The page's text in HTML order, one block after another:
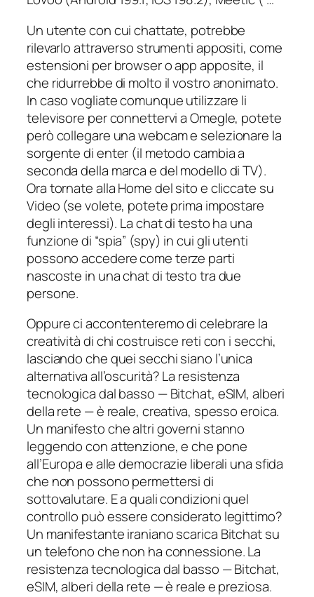
Un utente con cui chattate, potrebbe
rilevarlo attraverso strumenti appositi, come
estensioni per browser o app apposite, il
che ridurrebbe di molto il vostro anonimato.
In caso vogliate comunque utilizzare li
televisore per connettervi a Omegle, potete
però collegare una webcam e selezionare la
sorgente di enter (il metodo cambia a
seconda della marca e del modello di TV).
Ora tornate alla Home del sito e cliccate su
Video (se volete, potete prima impostare
degli interessi). La chat di testo ha una
funzione di “spia” (spy) in cui gli utenti
possono accedere come terze parti
nascoste in una chat di testo tra due
persone.
Oppure ci accontenteremo di celebrare la
creatività di chi costruisce reti con i secchi,
lasciando che quei secchi siano l’unica
alternativa all’oscurità? La resistenza
tecnologica dal basso — Bitchat, eSIM, alberi
della rete — è reale, creativa, spesso eroica.
Un manifesto che altri governi stanno
leggendo con attenzione, e che pone
all’Europa e alle democrazie liberali una sfida
che non possono permettersi di
sottovalutare. E a quali condizioni quel
controllo può essere considerato legittimo?
Un manifestante iraniano scarica Bitchat su
un telefono che non ha connessione. La
resistenza tecnologica dal basso — Bitchat,
eSIM, alberi della rete — è reale e preziosa.